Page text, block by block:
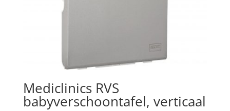
Mediclinics RVS
babyverschoontafel, verticaal